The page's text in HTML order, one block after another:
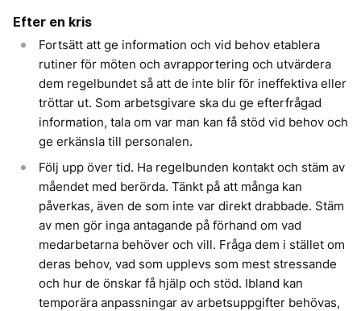
Efter en kris
Fortsätt att ge information och vid behov etablera
rutiner för möten och avrapportering och utvärdera
dem regelbundet så att de inte blir för ineffektiva eller
tröttar ut. Som arbetsgivare ska du ge efterfrågad
information, tala om var man kan få stöd vid behov och
ge erkänsla till personalen.
Följ upp över tid. Ha regelbunden kontakt och stäm av
måendet med berörda. Tänkt på att många kan
påverkas, även de som inte var direkt drabbade. Stäm
av men gör inga antagande på förhand om vad
medarbetarna behöver och vill. Fråga dem i stället om
deras behov, vad som upplevs som mest stressande
och hur de önskar få hjälp och stöd. Ibland kan
temporära anpassningar av arbetsuppgifter behövas,